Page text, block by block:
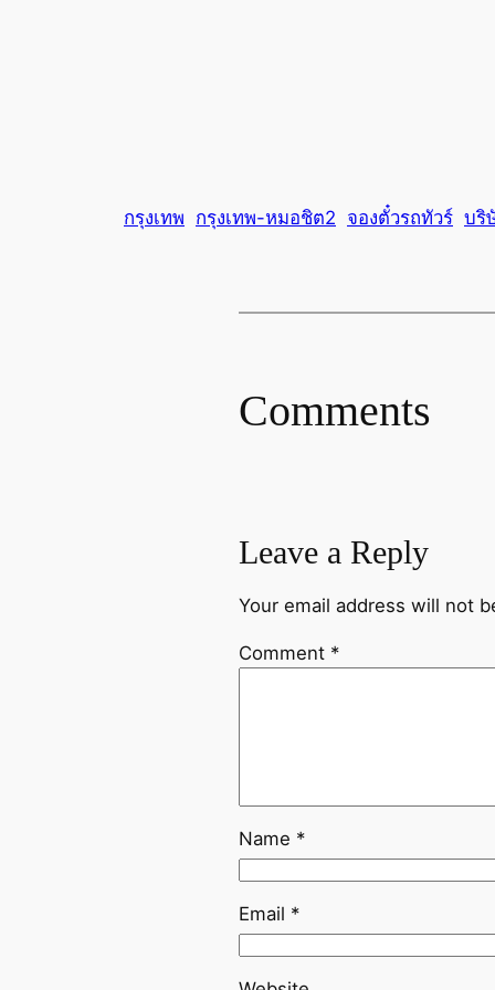
กรุงเทพ กรุงเทพ-หมอชิต2 จองตั๋วรถทัวร์ บริ
Comments
Leave a Reply
Your email address will not
Comment *
Name *
Email *